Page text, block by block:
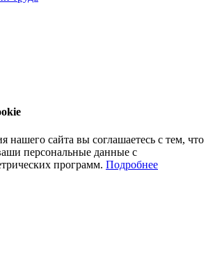
нашего сайта вы соглашаетесь с тем, что
персональные данные с
программ. Подробнее